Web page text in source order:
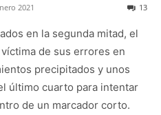
2021 13
en la segunda mitad, el
de sus errores en
precipitados y unos
último cuarto para intentar
de un marcador corto.